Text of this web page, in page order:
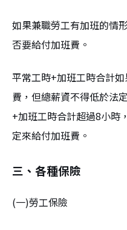
如果兼職勞工有加班的情
否要給付加班費。
平常工時+加班工時合計
費，但總薪資不得低於法
+加班工時合計超過8小時
定來給付加班費。
三、各種保險
(一)勞工保險